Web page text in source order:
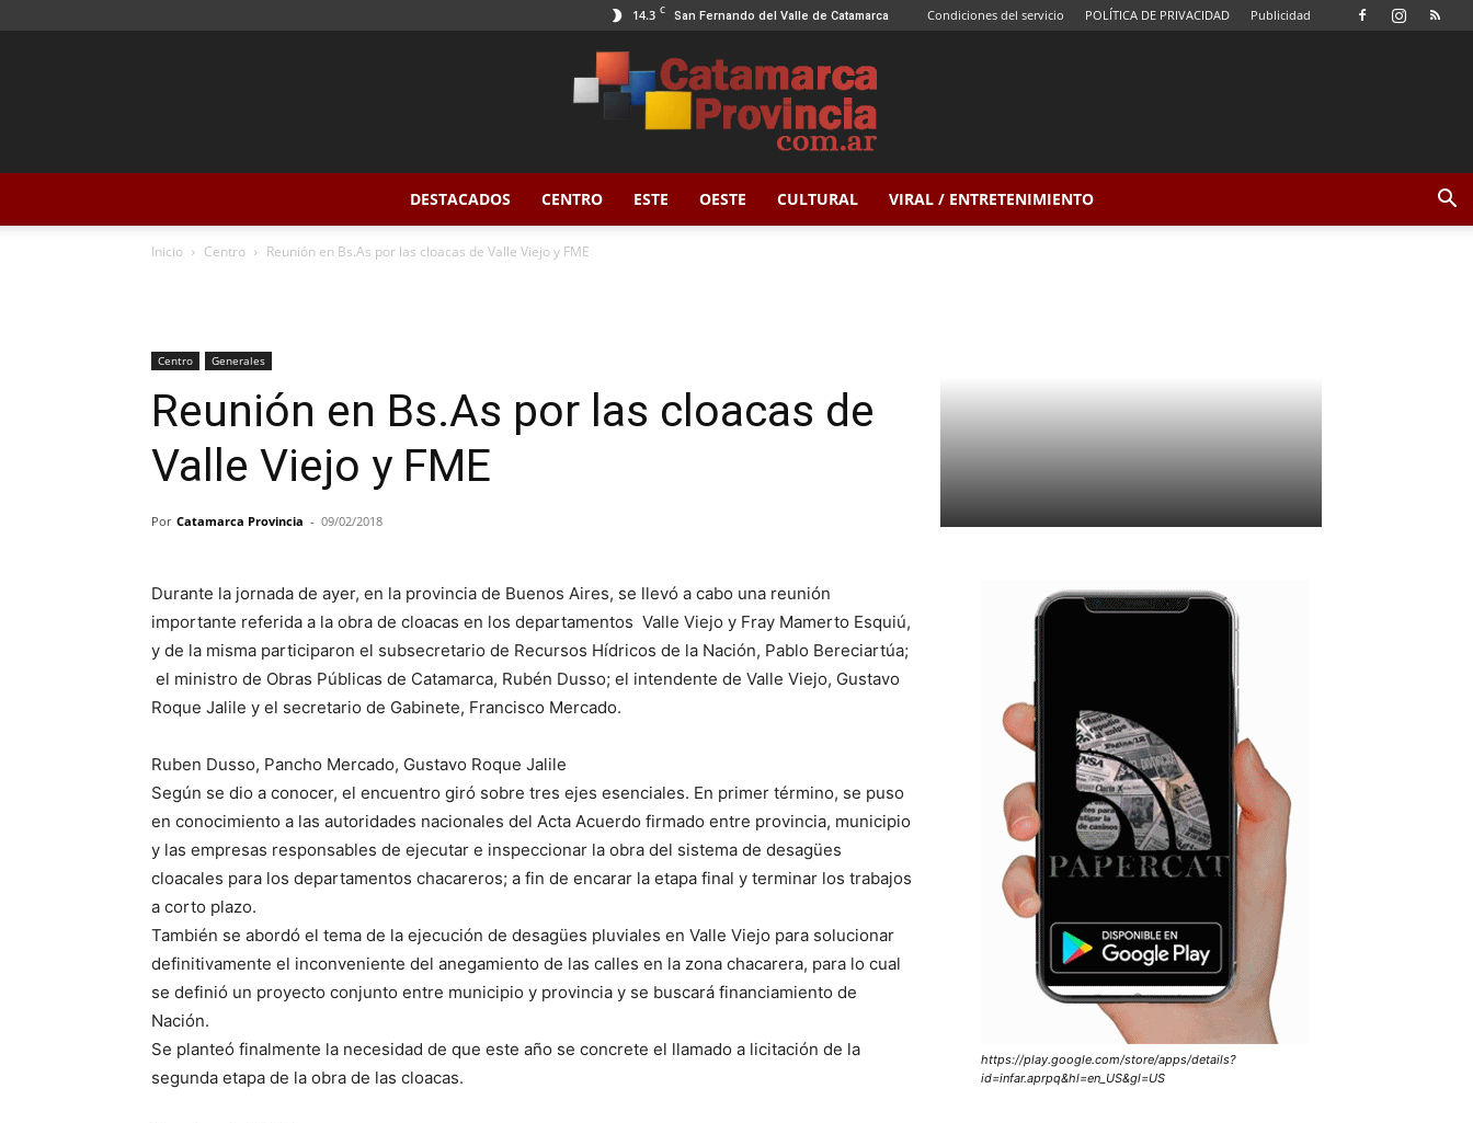
14.3 C San Fernando del Valle de Catamarca Condiciones del servicio POLÍTICA DE PRIVACIDAD Publicidad
Catamarca
DESTACADOS CENTRO ESTE OESTE CULTURAL VIRAL / ENTRETENIMIENTO
Inicio Centro Reunión en Bs.As por las cloacas de Valle Viejo y FME
Centro Generales
Reunión en Bs.As por las cloacas de
Valle Viejo y FME
Por Catamarca Provincia - 09/02/2018
Durante la jornada de ayer, en la provincia de Buenos Aires, se llevó a cabo una reunión
importante referida a la obra de cloacas en los departamentos Valle Viejo y Fray Mamerto Esquiú,
y de la misma participaron el subsecretario de Recursos Hídricos de la Nación, Pablo Bereciartúa;
el ministro de Obras Públicas de Catamarca, Rubén Dusso; el intendente de Valle Viejo, Gustavo
Roque Jalile y el secretario de Gabinete, Francisco Mercado.
Ruben Dusso, Pancho Mercado, Gustavo Roque Jalile
Según se dio a conocer, el encuentro giró sobre tres ejes esenciales. En primer término, se puso
en conocimiento a las autoridades nacionales del Acta Acuerdo firmado entre provincia, municipio
y las empresas responsables de ejecutar e inspeccionar la obra del sistema de desagües
cloacales para los departamentos chacareros; a fin de encarar la etapa final y terminar los trabajos
a corto plazo.
También se abordó el tema de la ejecución de desagües pluviales en Valle Viejo para solucionar
definitivamente el inconveniente del anegamiento de las calles en la zona chacarera, para lo cual
se definió un proyecto conjunto entre municipio y provincia y se buscará financiamiento de
Nación.
Se planteó finalmente la necesidad de que este año se concrete el llamado a licitación de la
segunda etapa de la obra de las cloacas.
https://play.google.com/store/apps/details?
id=infar.aprpq&hl=en_US&gl=US